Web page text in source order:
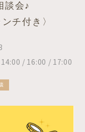
談会♪
チ付き〉
/ 16:00 / 17:00